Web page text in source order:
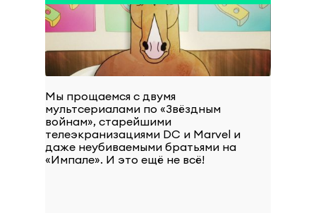
Мы прощаемся с двумя
мультсериалами по «Звёздным
войнам», старейшими
телеэкранизациями DC и Marvel и
даже неубиваемыми братьями на
«Импале». И это ещё не всё!